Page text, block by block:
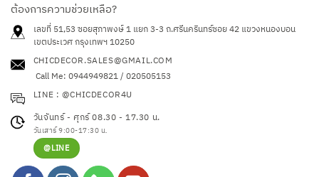
ต้องการความช่วยเหลือ?
เลขที่ 51,53 ซอยสุภาพงษ์ 1 แยก 3-3 ถ.ศรีนครินทร์ซอย 42แขวงหนองบอน
เขตประเวศ กรุงเทพฯ 10250
CHICDECOR.SALES@GMAIL.COM
Call Me: 0944949821 / 020505153
LINE : @CHICDECOR4U
วันจันทร์ - ศุกร์ 08.30 - 17.30 น.
วันเสาร์ 9:00-17:30 น.
@LINE